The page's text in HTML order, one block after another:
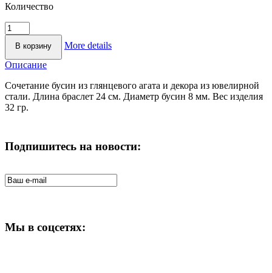
Количество
More details
Описание
Сочетание бусин из глянцевого агата и декора из ювелирной
стали. Длина браслет 24 см. Диаметр бусин 8 мм. Вес изделия
32 гр.
Подпишитесь на новости:
Мы в соцсетях: